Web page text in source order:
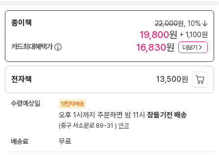
종이책 22,000원, 10%
19,800원 + 1,100원
카드최대혜택가
16,830원 더보기
전자책 13,500원
수령예상일 양탄자배송
오후 1시까지 주문하면 밤 11시 잠들기전 배송
(중구 서소문로 89-31 ) 변경
배송료 무료